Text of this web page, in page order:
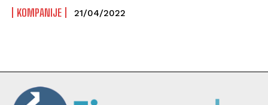
KOMPANIJE 21/04/2022